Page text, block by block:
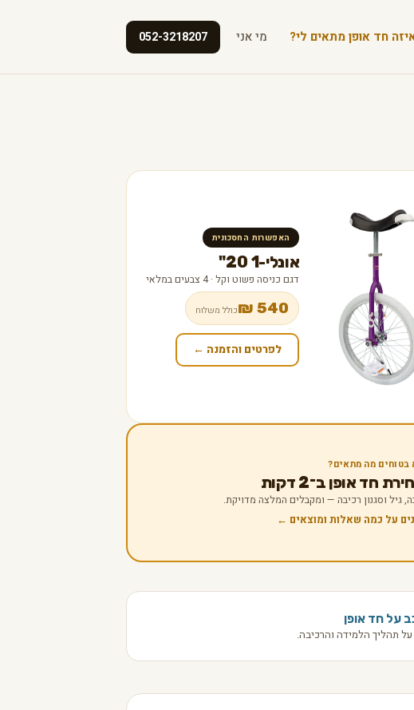
חד אופן מתאים לי? מי אני 052-3218207
האפשרות החסכונית
אונלי-1 20"
דגם כניסה פשוט וקל · 4 צבעים במלאי
540 ₪ כולל משלוח
לפרטים והזמנה ←
בטוחים מה מתאים?
חד אופן ב־2 דקות
גיל וסגנון רכיבה — ומקבלים המלצה מדויקת.
על כמה שאלות ומוצאים ←
על חד אופן
תהליך הלמידה והרכיבה.